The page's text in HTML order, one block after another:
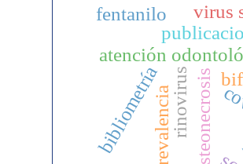
osteonecrosis
atención
prevalencia
virus
rinovirus
bibliometría
fentanilo